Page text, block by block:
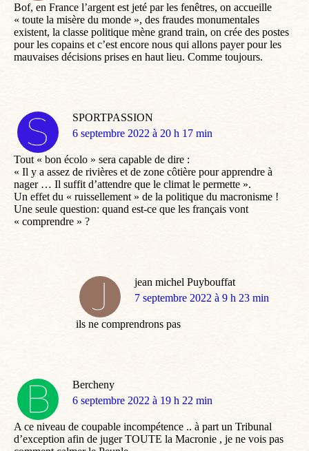
Bof, en France l’argent est jeté par les fenêtres, on accueille
« toute la misère du monde », des fraudes monumentales
existent, la classe politique mène grand train, on crée des postes
pour les copains et c’est encore nous qui allons payer pour les
mauvaises décisions prises en haut lieu. Comme toujours.
SPORTPASSION
dit
6 septembre 2022 à 20 h 17 min
Tout « bon écolo » sera capable de dire :
« Il y a assez de rivières et de zone côtière pour apprendre à
nager … Il suffit d’attendre que le climat le permette ».
Un effet du « ruissellement » de la politique du macronisme !
Une seule question: quand est-ce que les français vont
« comprendre » ?
jean michel Puybouffat
dit
7 septembre 2022 à 9 h 23 min
ils ne comprendrons pas
Bercheny
dit
6 septembre 2022 à 19 h 22 min
A ce niveau de coupable incompétence .. à part un Tribunal
d’exception afin de juger TOUTE la Macronie , je ne vois pas